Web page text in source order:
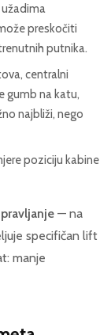
preskočiti
putnika.
centralni
gumb na katu,
najbliži, nego
poziciju kabine
— na
specifičan lift
manje